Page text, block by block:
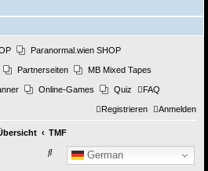
Paranormal.wien SHOP
Partnerseiten MB Mixed Tapes
Online-Games Quiz FAQ
Anmelden
Registrieren
TMF
German
Suche